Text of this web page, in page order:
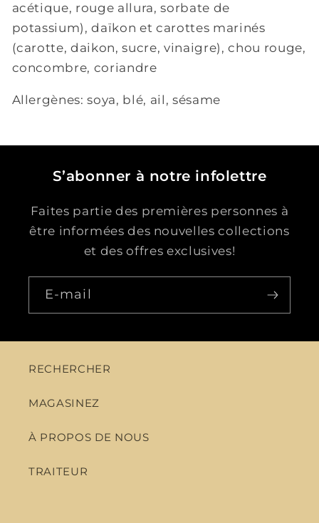
acétique, rouge allura, sorbate de
potassium), daïkon et carottes marinés
(carotte, daikon, sucre, vinaigre), chou rouge,
concombre, coriandre
Allergènes: soya, blé, ail, sésame
S’abonner à notre infolettre
Faites partie des premières personnes à
être informées des nouvelles collections
et des offres exclusives!
E-mail
RECHERCHER
MAGASINEZ
À PROPOS DE NOUS
TRAITEUR